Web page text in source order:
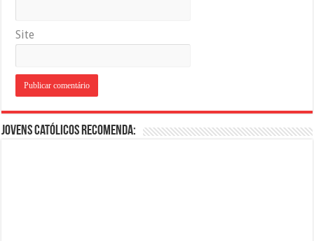
Site
Jovens Católicos Recomenda: